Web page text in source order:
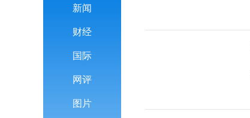
新闻
财经
国际
网评
图片